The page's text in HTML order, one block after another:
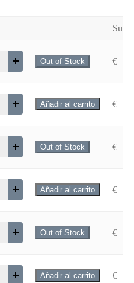
Out of Stock €
Añadir al carrito €
Out of Stock €
Añadir al carrito €
Out of Stock €
Añadir al carrito €